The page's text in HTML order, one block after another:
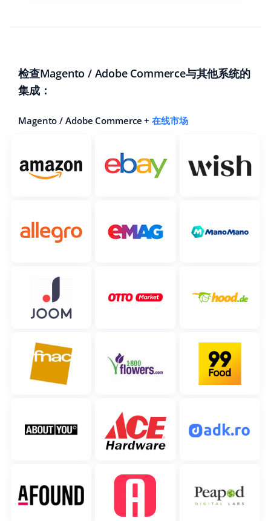
检查Magento / Adobe Commerce与其他系统的
集成：
Magento / Adobe Commerce +在线市场